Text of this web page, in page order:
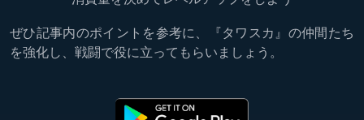
ぜひ記事内のポイントを参考に、『タワスカ』の仲間たち
を強化し、戦闘で役に立ってもらいましょう。